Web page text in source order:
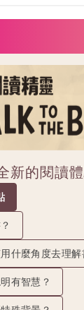
新的閱讀
什麼角度去理解
有智慧？